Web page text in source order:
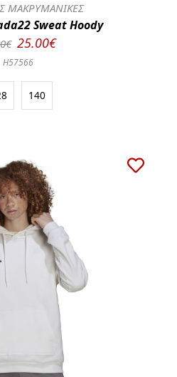
ΜΑΚΡΥΜΑΝΙΚΕΣ
Sweat Hoody
25.00€
H57566
140